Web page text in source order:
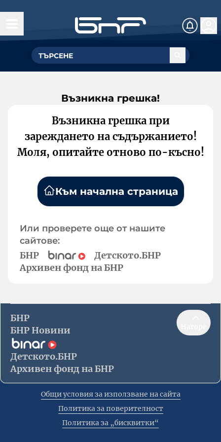
Възникна грешка!
Възникна грешка при
зареждането на съдържанието!
Моля, опитайте отново по-късно!
Към начална страница
Или проверете още от нашите
сайтове:
БНР
Детското.БНР
Архивен фонд на БНР
БНР
БНР Новини
Детското.БНР
Архивен фонд на БНР
Общи условия за използване на сайта
Политика за поверителност
Политика за „бисквитки“